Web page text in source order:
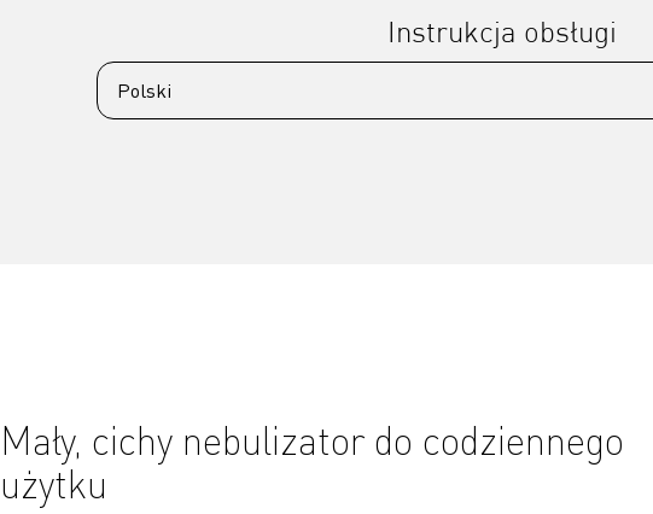
Instrukcja obsługi
Mały, cichy nebulizator do codziennego
użytku